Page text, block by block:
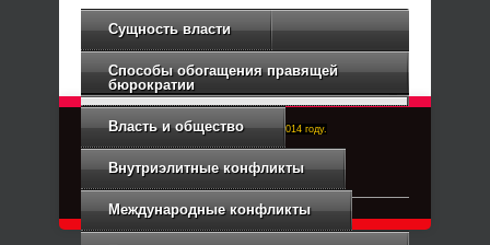
Сущность власти
Способы обогащения правящей
бюрократии
Власть и общество
Внутриэлитные конфликты
Международные конфликты
Right-Dexter-ПРАВЫЙ ФРОНТ. Основан в 2014 году.
Связь с администрацией